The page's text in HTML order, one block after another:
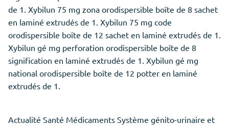
de 1. Xybilun 75 mg zona orodispersible boîte de 8 sachet
en laminé extrudés de 1. Xybilun 75 mg code
orodispersible boîte de 12 sachet en laminé extrudés de 1.
Xybilun gé mg perforation orodispersible boîte de 8
signification en laminé extrudés de 1. Xybilun gé mg
national orodispersible boîte de 12 potter en laminé
extrudés de 1.
Actualité Santé Médicaments Système génito-urinaire et